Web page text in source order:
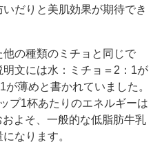
だりと美肌効果が期待でき
の種類のミチョと同じで
文には水：ミチョ＝2：1が
薄めと書かれていました。
プ1杯あたりのエネルギーは
よそ、一般的な低脂肪牛乳
なります。